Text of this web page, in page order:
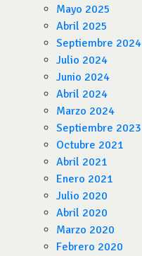
Mayo 2025
Abril 2025
Septiembre 2024
Julio 2024
Junio 2024
Abril 2024
Marzo 2024
Septiembre 2023
Octubre 2021
Abril 2021
Enero 2021
Julio 2020
Abril 2020
Marzo 2020
Febrero 2020